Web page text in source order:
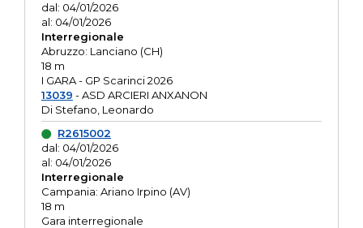
dal: 04/01/2026
al: 04/01/2026
Interregionale
Abruzzo: Lanciano (CH)
18 m
I GARA - GP Scarinci 2026
13039 - ASD ARCIERI ANXANON
Di Stefano, Leonardo
R2615002
dal: 04/01/2026
al: 04/01/2026
Interregionale
Campania: Ariano Irpino (AV)
18 m
Gara interregionale